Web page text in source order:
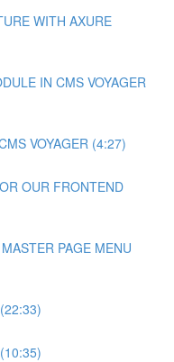
WITH AXURE
IN CMS VOYAGER
VOYAGER (4:27)
OUR FRONTEND
PAGE MENU